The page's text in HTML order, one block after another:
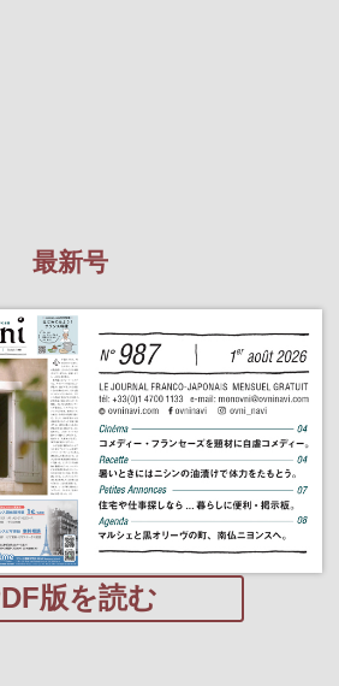
最新号
版を読む